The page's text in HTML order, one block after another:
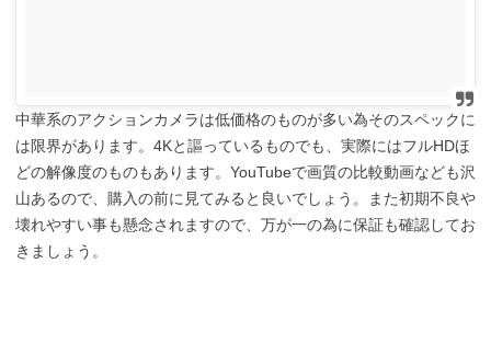
中華系のアクションカメラは低価格のものが多い為そのスペックに
は限界があります。4Kと謳っているものでも、実際にはフルHDほ
どの解像度のものもあります。YouTubeで画質の比較動画なども沢
山あるので、購入の前に見てみると良いでしょう。また初期不良や
壊れやすい事も懸念されますので、万が一の為に保証も確認してお
きましょう。